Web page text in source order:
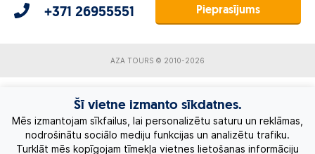
+371 26955551 Pieprasījums
AZA TOURS © 2010-2026
Šī vietne izmanto sīkdatnes.
Mēs izmantojam sīkfailus, lai personalizētu saturu un reklāmas,
nodrošinātu sociālo mediju funkcijas un analizētu trafiku.
Turklāt mēs kopīgojam tīmekļa vietnes lietošanas informāciju